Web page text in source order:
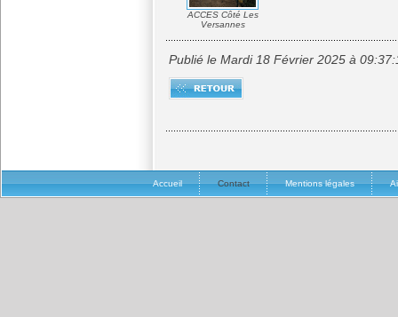
ACCES Côté Les
Versannes
Publié le Mardi 18 Février 2025 à
Accueil Contact Mentions légales